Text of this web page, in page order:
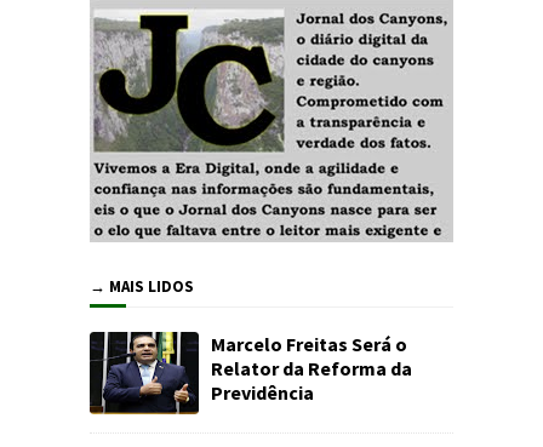
→ MAIS LIDOS
Marcelo Freitas Será o
Relator da Reforma da
Previdência